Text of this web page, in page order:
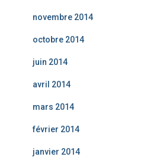
novembre 2014
octobre 2014
juin 2014
avril 2014
mars 2014
février 2014
janvier 2014